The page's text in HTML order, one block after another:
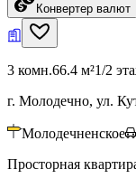
Конвертер валют
3 комн.66.4 м²1/2
г. Молодечно, ул.
Молодечненское
Просторная